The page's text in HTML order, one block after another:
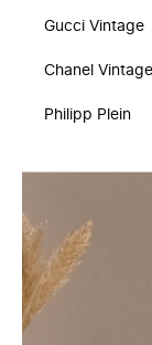
Gucci Vintage
Chanel Vintage
Philipp Plein